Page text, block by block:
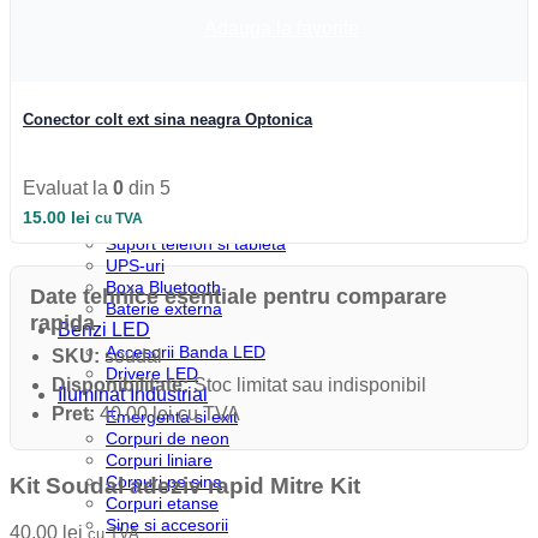
Profile rotunde
Automatizari si Smart
Smart Wheel
Incarcatoare
Suport telefon si tableta
UPS-uri
Boxa Bluetooth
Baterie externa
Benzi LED
Accesorii Banda LED
Drivere LED
Iluminat Industrial
Emergenta si exit
Corpuri de neon
Corpuri liniare
Corpuri pe sina
Corpuri etanse
Sine si accesorii
Conector colt ext sina neagra Optonica
Evaluat la 0 din 5
15.00 lei cu TVA
Date tehnice esentiale pentru comparare
rapida
SKU: soudal
Disponibilitate:Stoc limitat sau indisponibil
Pret: 40.00 lei cu TVA
Kit Soudal adeziv rapid Mitre Kit
40.00 lei cu TVA